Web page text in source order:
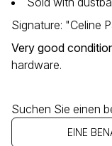
Signature: "Celine
Very good
hardware.
Suchen Sie einen
EINE